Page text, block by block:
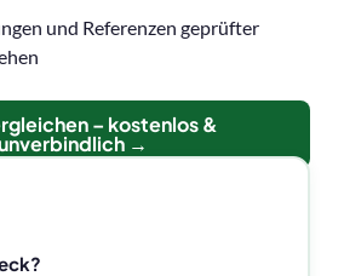
und Referenzen geprüfter
– kostenlos &
→